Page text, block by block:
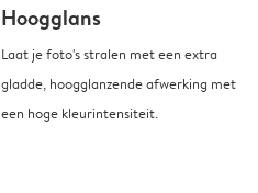
Hoogglans
Laat je foto's stralen met een extra
gladde, hoogglanzende afwerking met
een hoge kleurintensiteit.